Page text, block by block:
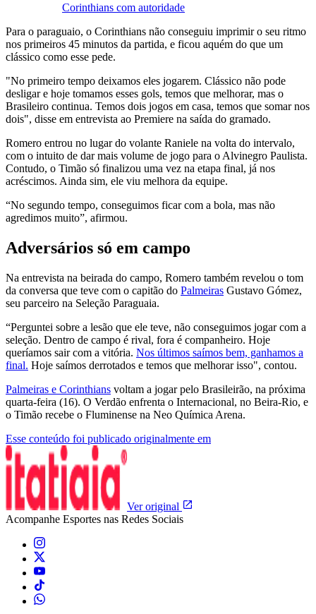
Corinthians com autoridade
Para o paraguaio, o Corinthians não conseguiu imprimir o seu ritmo
nos primeiros 45 minutos da partida, e ficou aquém do que um
clássico como esse pede.
"No primeiro tempo deixamos eles jogarem. Clássico não pode
desligar e hoje tomamos esses gols, temos que melhorar, mas o
Brasileiro continua. Temos dois jogos em casa, temos que somar nos
dois", disse em entrevista ao Premiere na saída do gramado.
Romero entrou no lugar do volante Raniele na volta do intervalo,
com o intuito de dar mais volume de jogo para o Alvinegro Paulista.
Contudo, o Timão só finalizou uma vez na etapa final, já nos
acréscimos. Ainda sim, ele viu melhora da equipe.
“No segundo tempo, conseguimos ficar com a bola, mas não
agredimos muito”, afirmou.
Adversários só em campo
Na entrevista na beirada do campo, Romero também revelou o tom
da conversa que teve com o capitão do Palmeiras Gustavo Gómez,
seu parceiro na Seleção Paraguaia.
“Perguntei sobre a lesão que ele teve, não conseguimos jogar com a
seleção. Dentro de campo é rival, fora é companheiro. Hoje
queríamos sair com a vitória. Nos últimos saímos bem, ganhamos a
final. Hoje saímos derrotados e temos que melhorar isso", contou.
Palmeiras e Corinthians voltam a jogar pelo Brasileirão, na próxima
quarta-feira (16). O Verdão enfrenta o Internacional, no Beira-Rio, e
o Timão recebe o Fluminense na Neo Química Arena.
Esse conteúdo foi publicado originalmente em
Ver original
Acompanhe Esportes nas Redes Sociais